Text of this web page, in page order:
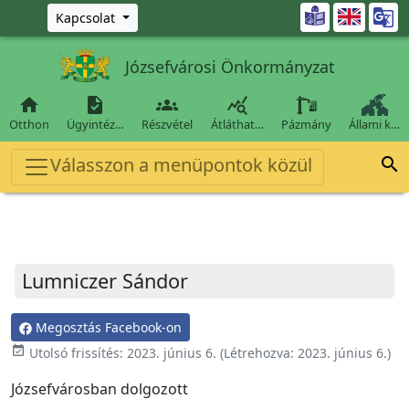
Ugrás a fő tartalomra
Kapcsolat 
Józsefvárosi Önkormányzat

Otthon

Ügyintéz…

Részvétel

Átláthat… Pázmány Állami k…
Válasszon a menüpontok közül 
Lumniczer Sándor
Megosztás Facebook-on
event_available Utolsó frissítés: 2023. június 6. (Létrehozva: 2023. június 6.)
Józsefvárosban dolgozott